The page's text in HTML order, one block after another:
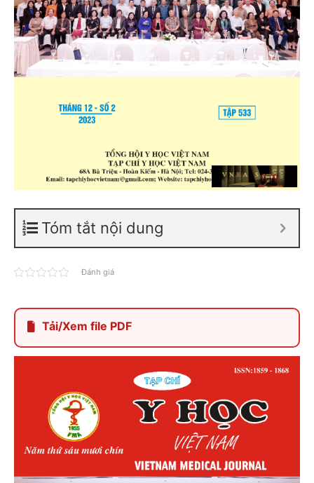
Tóm tắt nội dung
Đánh giá
Tải/Xem file PDF